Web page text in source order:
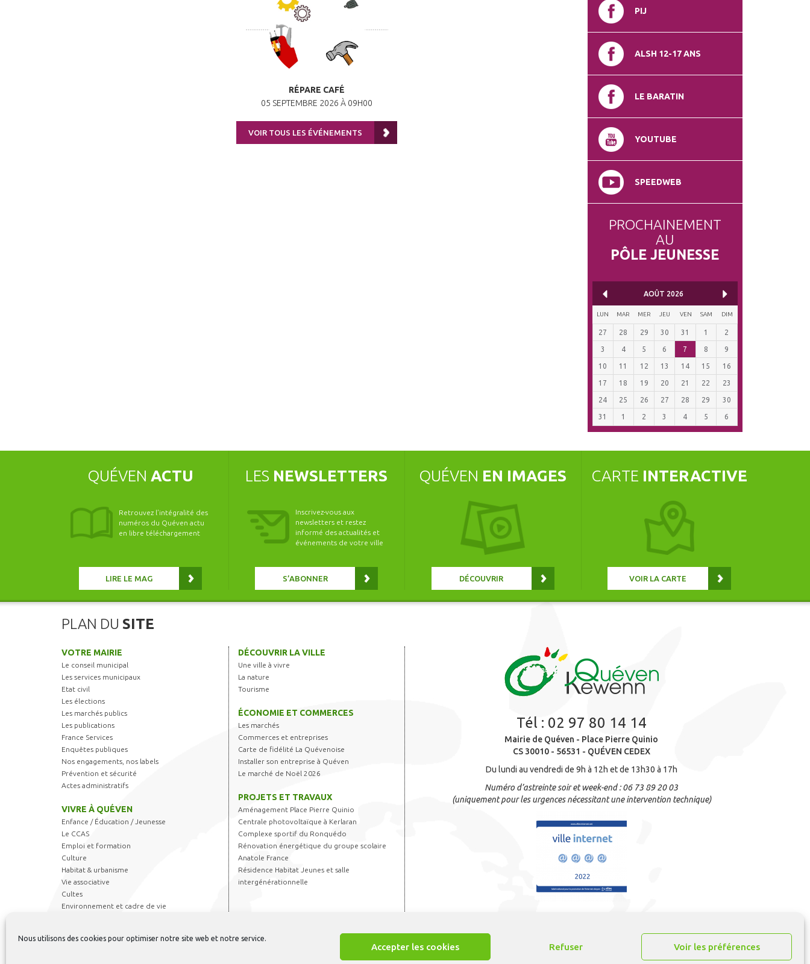
Nous utilisons des cookies pour optimiser notre site web et notre service.
Accepter les cookies Refuser Voir les préférences
RÉPARE CAFÉ
05 SEPTEMBRE 2026 À 09H00
VOIR TOUS LES ÉVÉNEMENTS
PIJ
ALSH 12-17 ANS
LE BARATIN
YOUTUBE
SPEEDWEB
PROCHAINEMENT
AU
PÔLE JEUNESSE
AOÛT 2026
LUN MAR MER JEU VEN SAM DIM
27 28 29 30 31 1 2
3 4 5 6 7 8 9
10 11 12 13 14 15 16
17 18 19 20 21 22 23
24 25 26 27 28 29 30
31 1 2 3 4 5 6
QUÉVEN ACTU
Retrouvez l’intégralité des
numéros du Quéven actu
en libre téléchargement
LIRE LE MAG
LES NEWSLETTERS
Inscrivez-vous aux
newsletters et restez
informé des actualités et
événements de votre ville
S’ABONNER
QUÉVEN EN IMAGES
DÉCOUVRIR
CARTE INTERACTIVE
VOIR LA CARTE
PLAN DU SITE
VOTRE MAIRIE
Le conseil municipal
Les services municipaux
Etat civil
Les élections
Les marchés publics
Les publications
France Services
Enquêtes publiques
Nos engagements, nos labels
Prévention et sécurité
Actes administratifs
VIVRE À QUÉVEN
Enfance / Éducation / Jeunesse
Le CCAS
Emploi et formation
Culture
Habitat & urbanisme
Vie associative
Cultes
Environnement et cadre de vie
Règlements et autorisations
DÉCOUVRIR LA VILLE
Une ville à vivre
La nature
Tourisme
ÉCONOMIE ET COMMERCES
Les marchés
Commerces et entreprises
Carte de fidélité La Quévenoise
Installer son entreprise à Quéven
Le marché de Noël 2026
PROJETS ET TRAVAUX
Aménagement Place Pierre Quinio
Centrale photovoltaïque à Kerlaran
Complexe sportif du Ronquédo
Rénovation énergétique du groupe scolaire
Anatole France
Résidence Habitat Jeunes et salle
intergénérationnelle
Tél : 02 97 80 14 14
Mairie de Quéven - Place Pierre Quinio
CS 30010 - 56531 - QUÉVEN CEDEX
Du lundi au vendredi de 9h à 12h et de 13h30 à 17h
Numéro d’astreinte soir et week-end : 06 73 89 20 03
(uniquement pour les urgences nécessitant une intervention technique)